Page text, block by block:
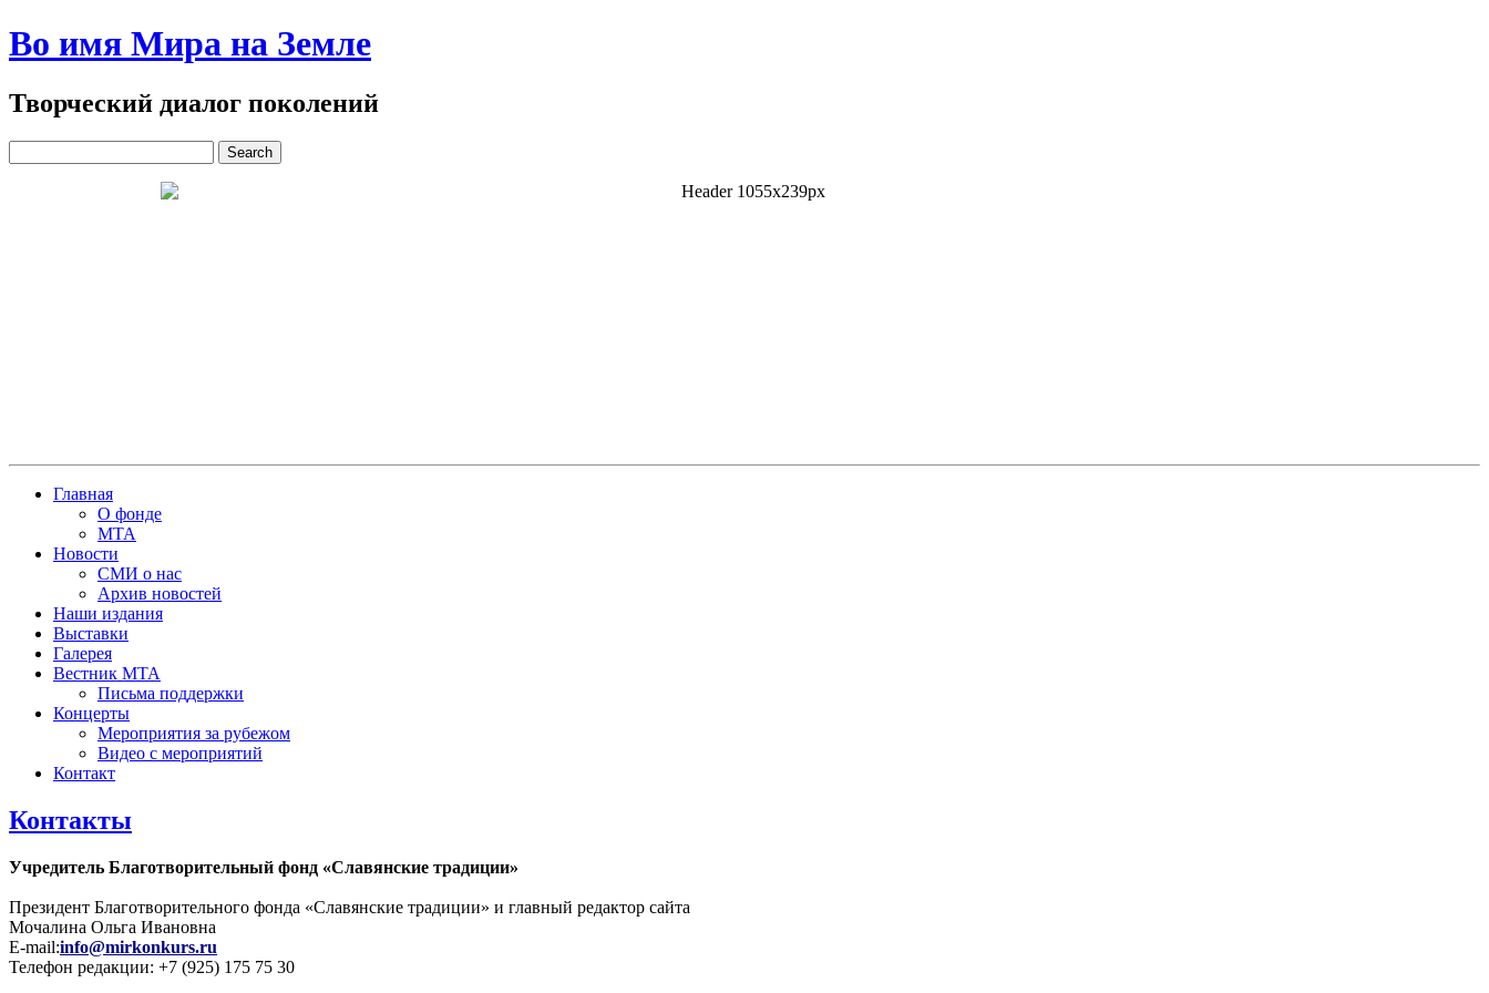
Во имя Мира на Земле
Творческий диалог поколений
Главная
О фонде
МТА
Новости
СМИ о нас
Архив новостей
Наши издания
Выставки
Галерея
Вестник МТА
Письма поддержки
Концерты
Мероприятия за рубежом
Видео с мероприятий
Контакт
Контакты
Учредитель Благотворительный фонд «Славянские традиции»
Президент Благотворительного фонда «Славянские традиции» и главный редактор сайта
Мочалина Ольга Ивановна
E-mail:info@mirkonkurs.ru
Телефон редакции: +7 (925) 175 75 30